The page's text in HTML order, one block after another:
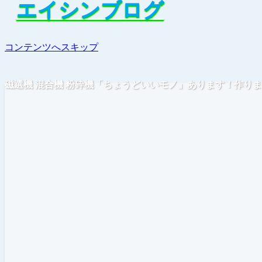
コンテンツへスキップ
磁選機 混合機 粉砕機「ちょうどいいモノ」あります！作り
エイシンブログ
エイシンブログ